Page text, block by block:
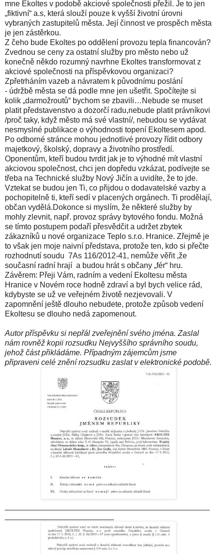
mne Ekoltes v podobě akciové společnosti přežil. Je to jen
„fiktivní“ a.s, která slouží pouze k vyšší životní úrovni
vybraných zastupitelů města. Její činnost ve prospěch města
je jen zástěrkou.
Z čeho bude Ekoltes po oddělení provozu tepla financován?
Zvednou se ceny za ostatní služby pro město nebo už
konečně někdo rozumný navrhne Ekoltes transformovat z
akciové společnosti na příspěvkovou organizaci?
Zpřetrháním vazeb a návratem k původnímu poslání
- údržbě města se dá podle mne jen ušetřit. Spočítejte si
kolik „darmožroutů“ bychom se zbavili…Nebude se muset
platit představenstvo a dozorčí radu,nebude platit právníkovi
/proč taky, když město má své vlastní/, nebudou se vydávat
nesmyslné publikace o výhodnosti topení Ekoltesem apod.
Po odborné stránce mohou jednotlivé provozy řídit odbory
majetkový, školský, dopravy a životního prostředí.
Oponentům, kteří budou tvrdit jak je to výhodné mít vlastní
akciovou společnost, chci jen dopředu vzkázat, podívejte se
třeba na Technické služby Nový Jičín a uvidíte, že to jde.
Vztekat se budou jen Ti, co přijdou o dodavatelské vazby a
pochopitelně ti, kteří sedí v placených orgánech. Ti prodělají,
občan vydělá.Dokonce si myslím, že některé služby by
mohly zlevnit, např. provoz správy bytového fondu. Možná
se tímto postupem podaří přesvědčit a udržet zbytek
zákazníků u nové organizace Teplo s.r.o. Hranice. Zřejmě je
to však jen moje naivní představa, protože ten, kdo si přečte
rozhodnutí soudu 7As 116/2012-41, nemůže věřit ,že
současní radní hrají a budou hrát s občany „fér“ hru.
Závěrem: Přeji Vám, radním a vedení Ekoltesu města
Hranice v Novém roce hodně zdraví a byl bych velice rád,
kdybyste se už ve veřejném životě nezjevovali. V
zapomnění ještě dlouho nebudete, protože způsob vedení
Ekoltesu se dlouho nedá zapomenout.
Autor příspěvku si nepřál zveřejnění svého jména. Zaslal
nám rovněž kopii rozsudku Nejvyššího správního soudu,
jehož část přikládáme. Případným zájemcům jsme
připraveni celé znění rozsudku zaslat v elektronické podobě.